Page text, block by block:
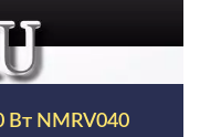
Вт NMRV040